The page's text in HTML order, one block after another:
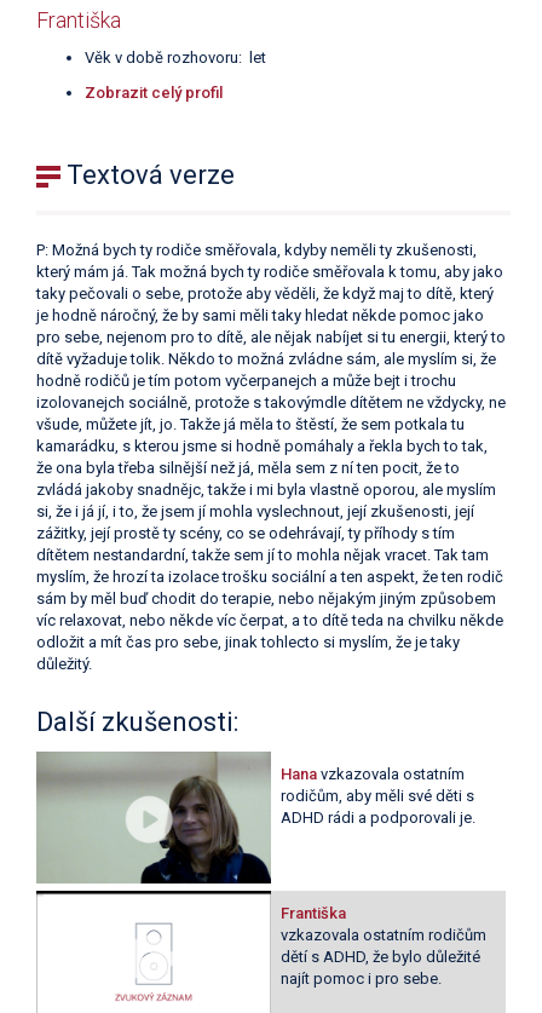
Františka
Věk v době rozhovoru: let
Zobrazit celý profil
Textová verze
P: Možná bych ty rodiče směřovala, kdyby neměli ty zkušenosti,
který mám já. Tak možná bych ty rodiče směřovala k tomu, aby jako
taky pečovali o sebe, protože aby věděli, že když maj to dítě, který
je hodně náročný, že by sami měli taky hledat někde pomoc jako
pro sebe, nejenom pro to dítě, ale nějak nabíjet si tu energii, který to
dítě vyžaduje tolik. Někdo to možná zvládne sám, ale myslím si, že
hodně rodičů je tím potom vyčerpanejch a může bejt i trochu
izolovanejch sociálně, protože s takovýmdle dítětem ne vždycky, ne
všude, můžete jít, jo. Takže já měla to štěstí, že sem potkala tu
kamarádku, s kterou jsme si hodně pomáhaly a řekla bych to tak,
že ona byla třeba silnější než já, měla sem z ní ten pocit, že to
zvládá jakoby snadnějc, takže i mi byla vlastně oporou, ale myslím
si, že i já jí, i to, že jsem jí mohla vyslechnout, její zkušenosti, její
zážitky, její prostě ty scény, co se odehrávají, ty příhody s tím
dítětem nestandardní, takže sem jí to mohla nějak vracet. Tak tam
myslím, že hrozí ta izolace trošku sociální a ten aspekt, že ten rodič
sám by měl buď chodit do terapie, nebo nějakým jiným způsobem
víc relaxovat, nebo někde víc čerpat, a to dítě teda na chvilku někde
odložit a mít čas pro sebe, jinak tohlecto si myslím, že je taky
důležitý.
Další zkušenosti:
Hana vzkazovala ostatním
rodičům, aby měli své děti s
ADHD rádi a podporovali je.
Františka
vzkazovala ostatním rodičům
dětí s ADHD, že bylo důležité
najít pomoc i pro sebe.